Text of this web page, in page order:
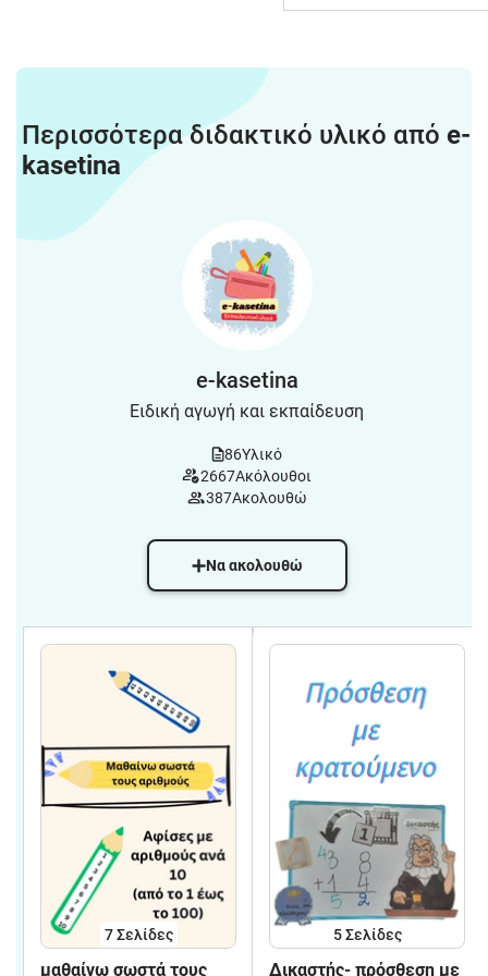
Περισσότερα διδακτικό υλικό από e-
kasetina
e-kasetina
Ειδική αγωγή και εκπαίδευση
86Υλικό
2667Ακόλουθοι
387Ακολουθώ
Να ακολουθώ
7Σελίδες
μαθαίνω σωστά τους
5Σελίδες
Δικαστής- πρόσθεση με